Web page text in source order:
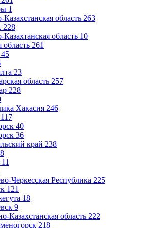
1
Казахстанская область 263
228
Казахтанская область 10
область 261
45
23
область 257
228
Хакасия 246
117
40
36
край 238
11
Черкесская Республика 225
121
18
9
Казахстанская область 222
218